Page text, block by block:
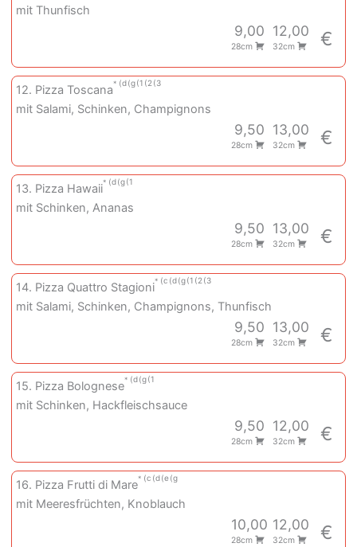
mit Thunfisch
9,00
28cm
12,00
32cm €
12. Pizza Toscana
d g 1 2 3
mit Salami, Schinken, Champignons
9,50
28cm
13,00
32cm €
13. Pizza Hawaii
d g 1
mit Schinken, Ananas
9,50
28cm
13,00
32cm €
14. Pizza Quattro Stagioni
c d g 1 2 3
mit Salami, Schinken, Champignons, Thunfisch
9,50
28cm
13,00
32cm €
15. Pizza Bolognese
d g 1
mit Schinken, Hackfleischsauce
9,50
28cm
12,00
32cm €
16. Pizza Frutti di Mare
c d e g
mit Meeresfrüchten, Knoblauch
10,00
28cm
12,00
32cm €